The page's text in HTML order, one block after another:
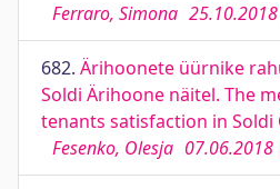
Ferraro, Simona 25.10.2018
682. Ärihoonete üürnike
Soldi Ärihoone näitel. The
tenants satisfaction in Soldi
Fesenko, Olesja 07.06.2018